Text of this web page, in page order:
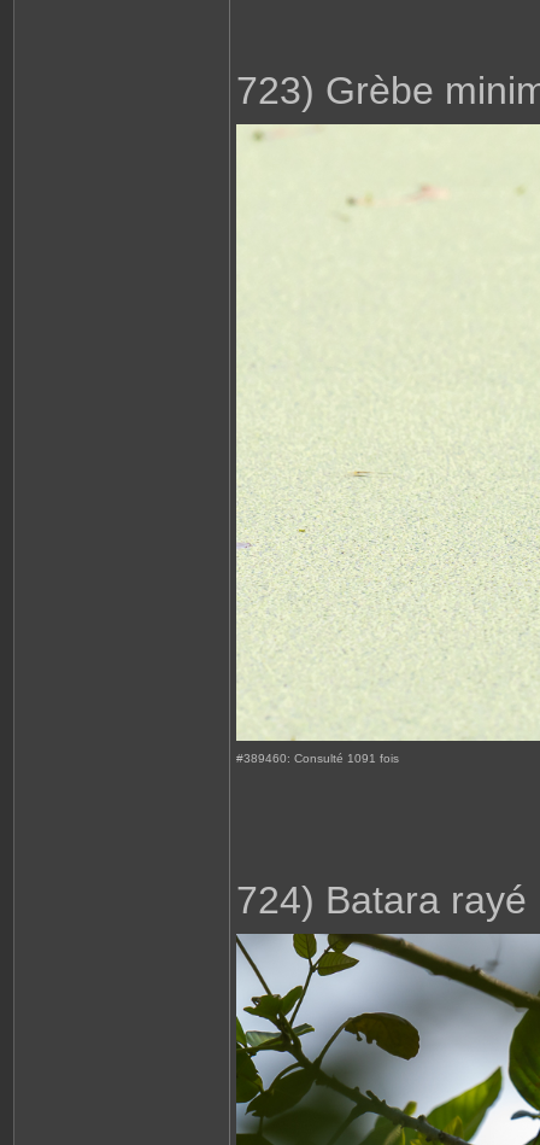
723) Grèbe
#389460: Consulté 1091 fois
724) Batara rayé